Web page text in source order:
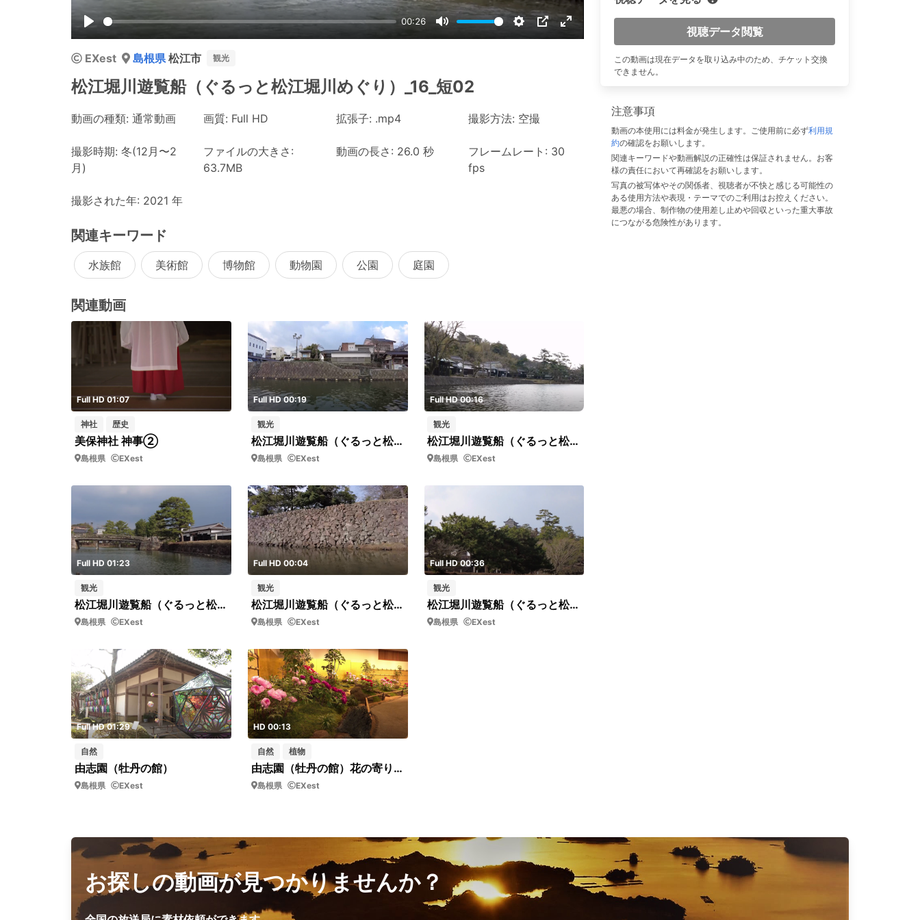
Play
00:26
Mute Settings
PIP Enter
fullscreen
EXest 島根県松江市 観光
松江堀川遊覧船（ぐるっと松江堀川めぐり）_16_短02
動画の種類: 通常動画 画質: Full HD 拡張子: .mp4 撮影方法: 空撮
撮影時期: 冬(12月〜2
月)
ファイルの大きさ:
63.7MB
動画の長さ: 26.0 秒
フレームレート: 30
fps
撮影された年: 2021 年
関連キーワード
水族館 美術館 博物館 動物園 公園 庭園
関連動画
Full HD 01:07
神社 歴史
美保神社 神事②
島根県 EXest
Full HD 00:19
観光
松江堀川遊覧船（ぐるっと松江堀川めぐり）_07_短03
島根県 EXest
Full HD 00:16
観光
松江堀川遊覧船（ぐるっと松江堀川めぐり）_18_短01
島根県 EXest
Full HD 01:23
観光
松江堀川遊覧船（ぐるっと松江堀川めぐり）_13
島根県 EXest
Full HD 00:04
観光
松江堀川遊覧船（ぐるっと松江堀川めぐり）_12_短01
島根県 EXest
Full HD 00:36
観光
松江堀川遊覧船（ぐるっと松江堀川めぐり）_10_短02
島根県 EXest
Full HD 01:29
自然
由志園（牡丹の館）
島根県 EXest
HD 00:13
自然 植物
由志園（牡丹の館）花の寄り_短05
島根県 EXest
視聴データ閲覧
この動画は現在データを取り込み中のため、チケット交換
できません。
注意事項
動画の本使用には料金が発生します。ご使用前に必ず利用規
約の確認をお願いします。
関連キーワードや動画解説の正確性は保証されません。お客
様の責任において再確認をお願いします。
写真の被写体やその関係者、視聴者が不快と感じる可能性の
ある使用方法や表現・テーマでのご利用はお控えください。
最悪の場合、制作物の使用差し止めや回収といった重大事故
につながる危険性があります。
お探しの動画が見つかりませんか？